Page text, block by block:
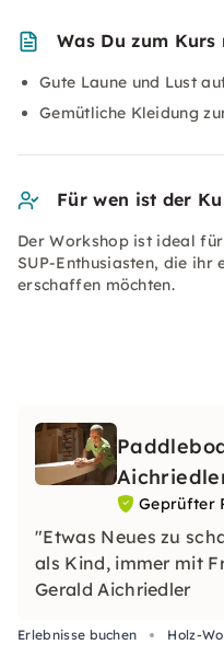
Was Du zum
Gute Laune und Lust
Gemütliche Kleidung
Für wen ist der
Der Workshop ist ideal
SUP-Enthusiasten, die ihr
erschaffen möchten.
Geprüfter
"Etwas Neues zu
als Kind, immer mit
Gerald Aichriedler
Erlebnisse buchen Holz-